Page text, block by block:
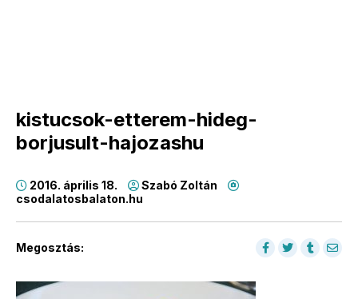
kistucsok-etterem-hideg-
borjusult-hajozashu
2016. április 18.
Szabó Zoltán
csodalatosbalaton.hu
Megosztás: